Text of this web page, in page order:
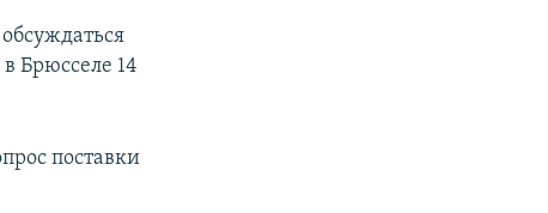
Брюсселе 14
поставки